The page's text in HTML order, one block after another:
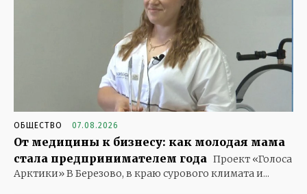
ОБЩЕСТВО 07.08.2026
От медицины к бизнесу: как молодая мама
стала предпринимателем года Проект «Голоса
Арктики» В Березово, в краю сурового климата и...